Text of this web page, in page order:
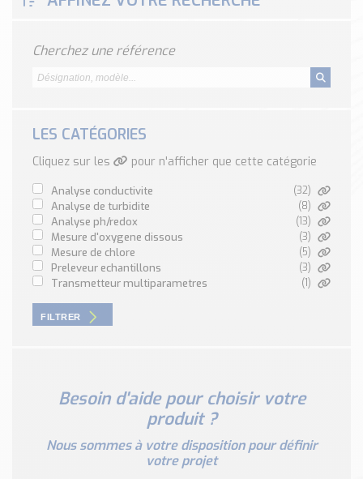
RED LION
IDEM SAFETY
Nos outils et simulateurs
Téléchargement (Logiciels, Documents,..)
Formulaire sonde température
Convertisseur de pression
Formulaire Débitmètre
Calculateur maintien en température
Calculateur Chauffage/Liquide/Gaz
Conseils et Actualités
Catalogue des essentiels pour les brasseries et micro-
Cherchez une référence
LES CATÉGORIES
Cliquez sur les pour n'afficher que cette catégorie
analyse conductivite (32)
analyse de turbidite (8)
analyse ph/redox (13)
mesure d'oxygene dissous (3)
mesure de chlore (5)
preleveur echantillons (3)
transmetteur multiparametres (1)
FILTRER
Besoin d'aide pour choisir votre
produit ?
Nous sommes à votre disposition pour définir
votre projet